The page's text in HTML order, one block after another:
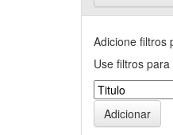
Adicione filtros
Use filtros